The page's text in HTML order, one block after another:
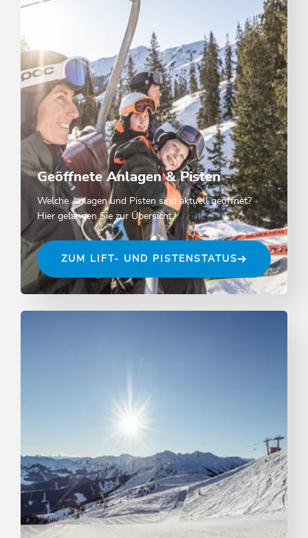
Geöffnete Anlagen & Pisten
Welche Anlagen und Pisten sind aktuell geöffnet?
Hier gelangen Sie zur Übersicht.
ZUM LIFT- UND PISTENSTATUS